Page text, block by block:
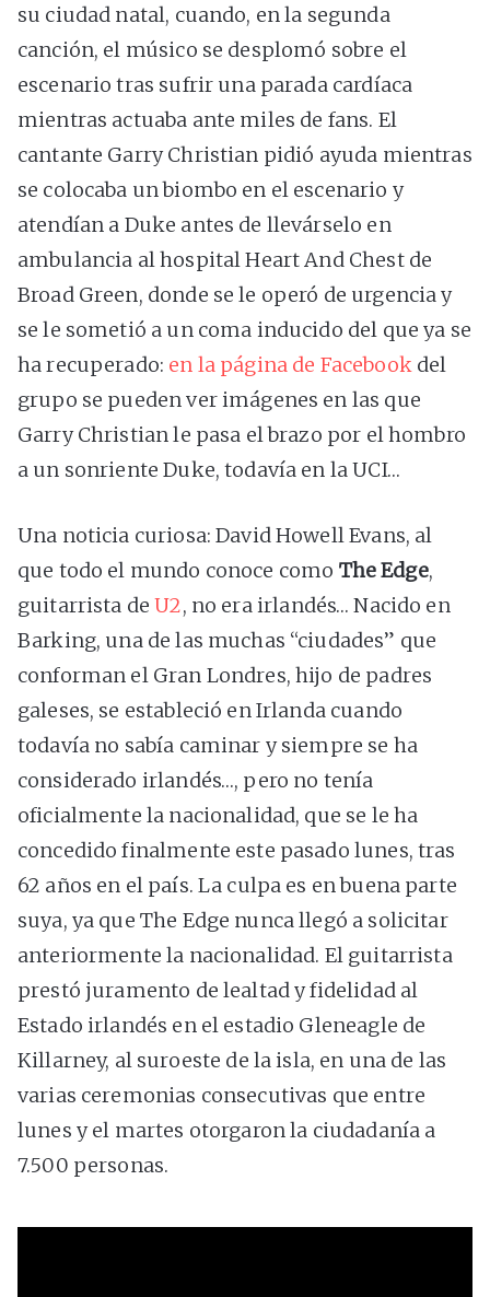
su ciudad natal, cuando, en la segunda
canción, el músico se desplomó sobre el
escenario tras sufrir una parada cardíaca
mientras actuaba ante miles de fans. El
cantante Garry Christian pidió ayuda mientras
se colocaba un biombo en el escenario y
atendían a Duke antes de llevárselo en
ambulancia al hospital Heart And Chest de
Broad Green, donde se le operó de urgencia y
se le sometió a un coma inducido del que ya se
ha recuperado: en la página de Facebookdel
grupo se pueden ver imágenes en las que
Garry Christian le pasa el brazo por el hombro
a un sonriente Duke, todavía en la UCI…
Una noticia curiosa: David Howell Evans, al
que todo el mundo conoce como The Edge,
guitarrista deU2, no era irlandés… Nacido en
Barking, una de las muchas “ciudades” que
conforman el Gran Londres, hijo de padres
galeses, se estableció en Irlanda cuando
todavía no sabía caminar y siempre se ha
considerado irlandés…, pero no tenía
oficialmente la nacionalidad, que se le ha
concedido finalmente este pasado lunes, tras
62 años en el país. La culpa es en buena parte
suya, ya que The Edge nunca llegó a solicitar
anteriormente la nacionalidad. El guitarrista
prestó juramento de lealtad y fidelidad al
Estado irlandés en el estadio Gleneagle de
Killarney, al suroeste de la isla, en una de las
varias ceremonias consecutivas que entre
lunes y el martes otorgaron la ciudadanía a
7.500 personas.